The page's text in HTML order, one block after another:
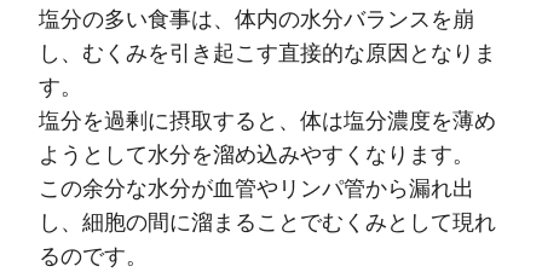
塩分の多い食事は、体内の水分バランスを崩
し、むくみを引き起こす直接的な原因となりま
す。
塩分を過剰に摂取すると、体は塩分濃度を薄め
ようとして水分を溜め込みやすくなります。
この余分な水分が血管やリンパ管から漏れ出
し、細胞の間に溜まることでむくみとして現れ
るのです。